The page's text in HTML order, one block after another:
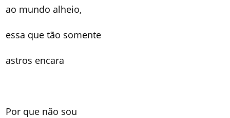
ao mundo alheio,
essa que tão somente
astros encara
Por que não sou